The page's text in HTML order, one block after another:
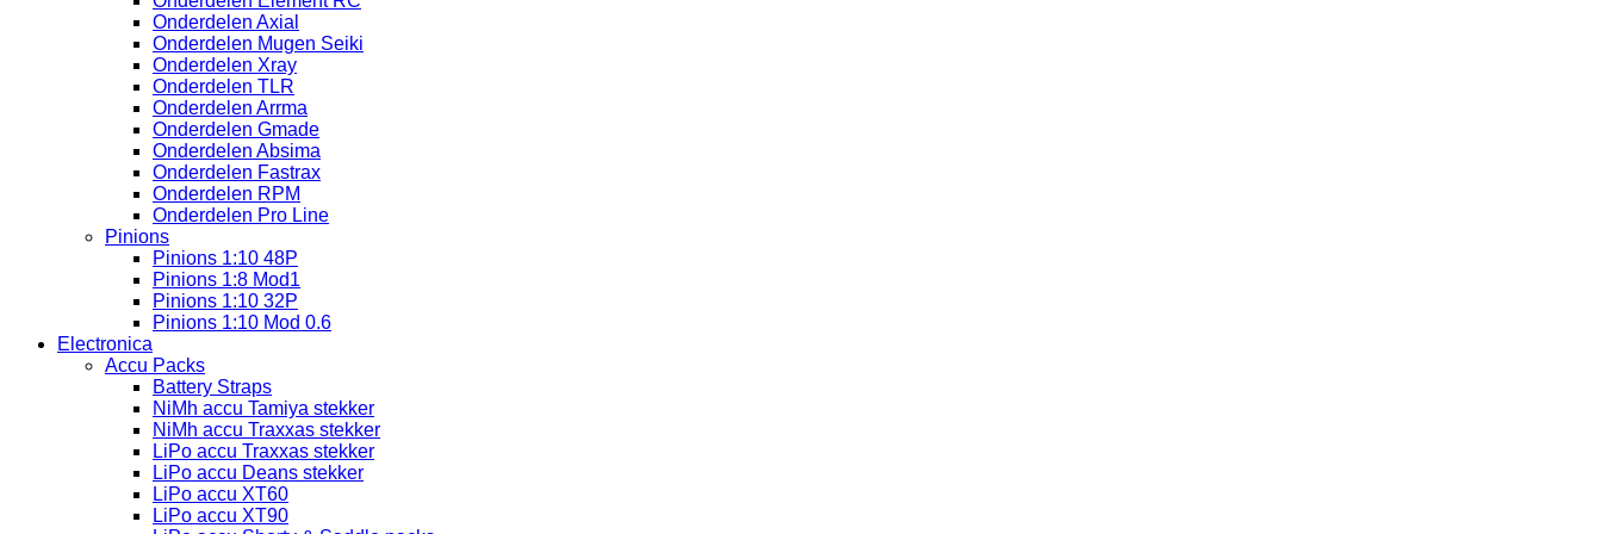
Onderdelen Axial
Onderdelen Mugen Seiki
Onderdelen Xray
Onderdelen TLR
Onderdelen Arrma
Onderdelen Gmade
Onderdelen Absima
Onderdelen Fastrax
Onderdelen RPM
Onderdelen Pro Line
Pinions
Pinions 1:10 48P
Pinions 1:8 Mod1
Pinions 1:10 32P
Pinions 1:10 Mod 0.6
Electronica
Accu Packs
Battery Straps
NiMh accu Tamiya stekker
NiMh accu Traxxas stekker
LiPo accu Traxxas stekker
LiPo accu Deans stekker
LiPo accu XT60
LiPo accu XT90